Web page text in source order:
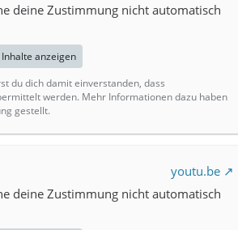
deine Zustimmung nicht automatisch
anzeigen
du dich damit einverstanden, dass
werden. Mehr Informationen dazu haben
gestellt.
youtu.be
deine Zustimmung nicht automatisch